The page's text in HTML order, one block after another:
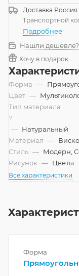
Доставка Россия
Транспортной
Подробнее
Нашли дешевле?
Хочу в подарок
Форма —
Цвет —
Тип материала
?
— Натуральный
Материал —
Стиль — Модерн,
Рисунок — Цветы
Все характеристики
Форма